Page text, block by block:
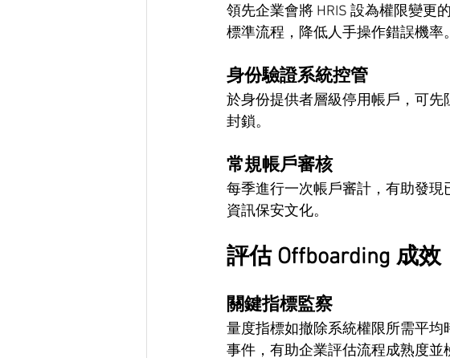
領先企業會將 HRIS 設為權限變更
標準流程，降低人手操作錯誤機率。
身份驗證系統控管
於身份提供者層級停用帳戶，可
封鎖。
常規帳戶審核
每季進行一次帳戶審計，有助發
資訊保安文化。
評估 Offboarding 成效
關鍵指標監察
量度指標如撤除系統權限所需平
事件，有助企業評估流程成熟度並